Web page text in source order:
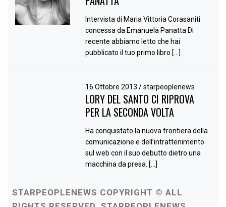
Intervista di Maria Vittoria Corasaniti
concessa da Emanuela Panatta Di
recente abbiamo letto che hai
pubblicato il tuo primo libro […]
16 Ottobre 2013/ starpeoplenews
LORY DEL SANTO CI RIPROVA
PER LA SECONDA VOLTA
Ha conquistato la nuova frontiera della
comunicazione e dell’intrattenimento
sul web con il suo debutto dietro una
macchina da presa. […]
STARPEOPLENEWS COPYRIGHT © ALL